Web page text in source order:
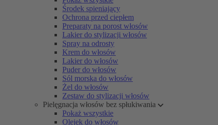
Środek spieniający
Ochrona przed ciepłem
Preparaty na porost włosów
Lakier do stylizacji włosów
Spray na odrosty
Krem do włosów
Lakier do włosów
Puder do włosów
Sól morska do włosów
Żel do włosów
Zestaw do stylizacji włosów
Pielęgnacja włosów bez spłukiwania
Pokaż wszystkie
Olejek do włosów